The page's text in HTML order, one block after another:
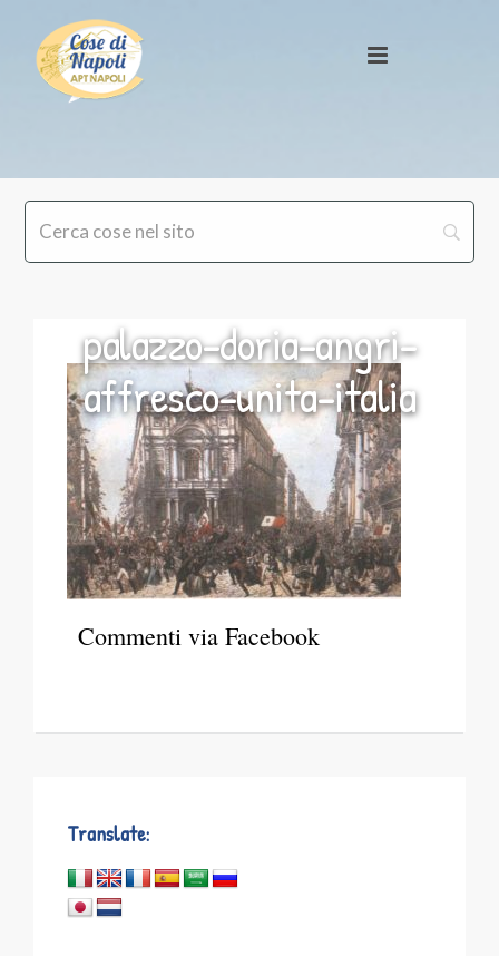
palazzo-doria-angri-
affresco-unita-italia
Commenti via Facebook
Translate: